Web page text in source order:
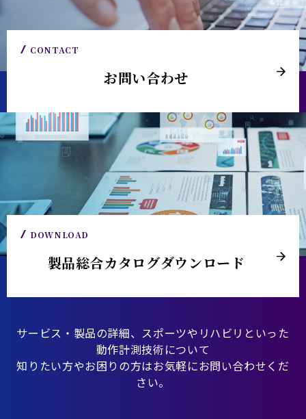
CONTACT
お問い合わせ
DOWNLOAD
製品総合カタログダウンロード
サービス・製品の詳細、スポーツやリハビリといった
動作計測技術について
知りたい方やお困りの方はお気軽にお問い合わせくだ
さい。